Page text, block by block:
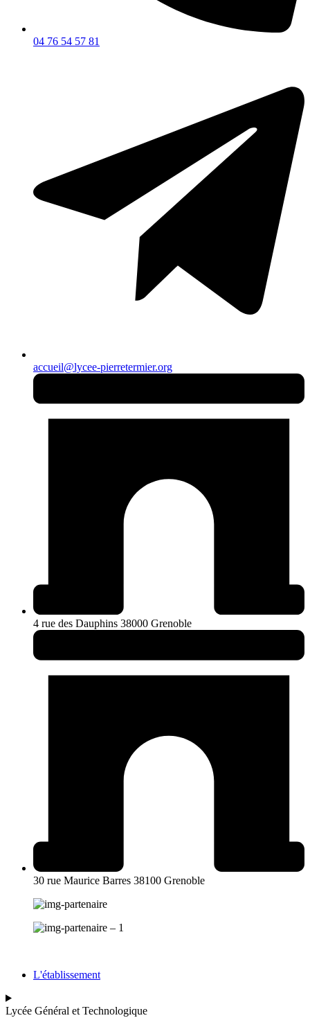
04 76 54 57 81
accueil@lycee-pierretermier.org
4 rue des Dauphins 38000 Grenoble
30 rue Maurice Barres 38100 Grenoble
L'établissement
Lycée Général et Technologique